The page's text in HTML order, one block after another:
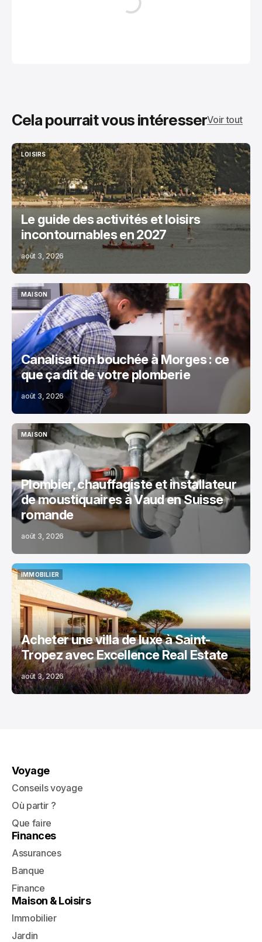
Cela pourrait vous intéresserVoir tout
LOISIRS
LOISIRS
Le guide des activités et loisirs
incontournables en 2027
août 3, 2026
MAISON
MAISON
Canalisation bouchée à Morges : ce
que ça dit de votre plomberie
août 3, 2026
MAISON
MAISON
Plombier, chauffagiste et installateur
de moustiquaires à Vaud en Suisse
romande
août 3, 2026
IMMOBILIER
IMMOBILIER
Acheter une villa de luxe à Saint-
Tropez avec Excellence Real Estate
août 3, 2026
Voyage
Conseils voyage
Où partir ?
Que faire
Finances
Assurances
Banque
Finance
Maison & Loisirs
Immobilier
Jardin